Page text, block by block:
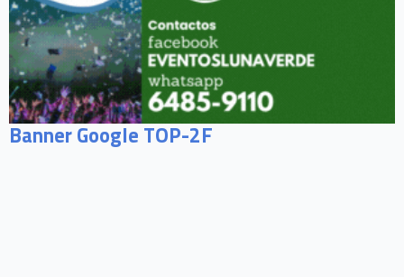
Banner Google TOP-2F